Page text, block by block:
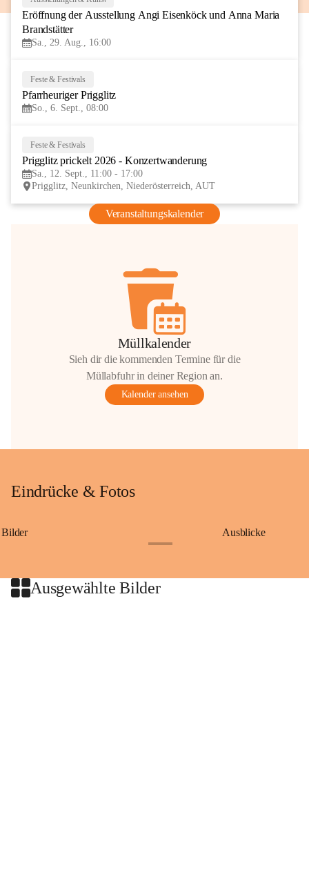
AUG
Eröffnung der Ausstellung Angi Eisenköck und Anna Maria
Brandstätter
Sa., 29. Aug., 16:00
Feste & Festivals
Pfarrheuriger Prigglitz
So., 6. Sept., 08:00
Feste & Festivals
Prigglitz prickelt 2026 - Konzertwanderung
Sa., 12. Sept., 11:00 - 17:00
Prigglitz, Neunkirchen, Niederösterreich, AUT
Veranstaltungskalender
Müllkalender
Sieh dir die kommenden Termine für die
Müllabfuhr in deiner Region an.
Kalender ansehen
Eindrücke & Fotos
Bilder Ausblicke
Ausgewählte Bilder